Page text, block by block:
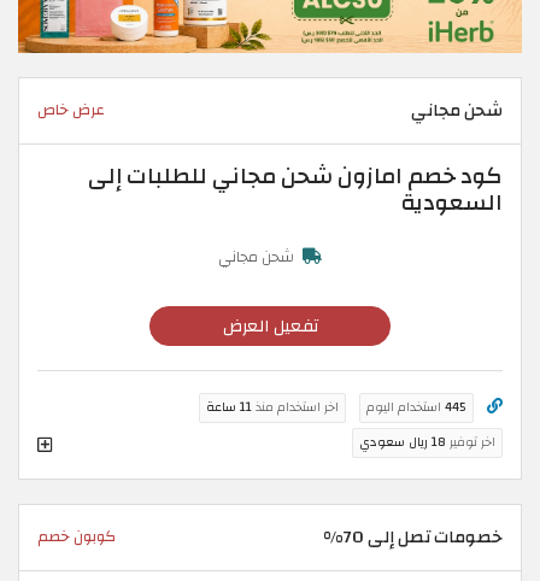
شحن مجاني عرض خاص
كود خصم امازون شحن مجاني للطلبات إلى
السعودية
شحن مجاني
تفعيل العرض
445 استخدام اليوم اخر استخدام منذ11 ساعة
اخر توفير 18 ريال سعودي
خصومات تصل إلى 70% كوبون خصم